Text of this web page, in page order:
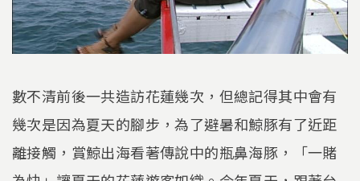
數不清前後一共造訪花蓮幾次，但總記得其中會有
幾次是因為夏天的腳步，為了避暑和鯨豚有了近距
離接觸，賞鯨出海看著傳說中的瓶鼻海豚，「一賭